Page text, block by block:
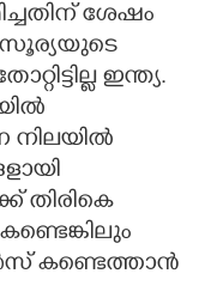
ശേഷം
ഇന്ത്യ.
നിലയില്‍
തിരികെ
കണ്ടെത്താന്‍